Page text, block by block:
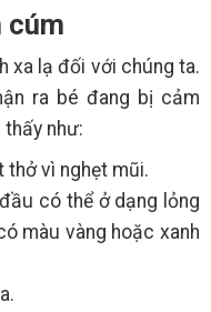
cúm
xa lạ đối với chúng ta.
ra bé đang bị cảm
như:
thở vì nghẹt mũi.
có thể ở dạng lỏng
màu vàng hoặc xanh